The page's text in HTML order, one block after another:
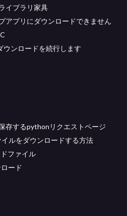
イブラリ家具
アプリにダウンロードできません
ウンロードを続行します
存するpythonリクエストページ
ルをダウンロードする方法
ファイル
ード